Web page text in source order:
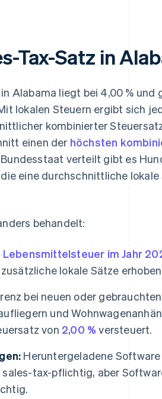
Tax-Satz in
Alabama liegt bei 4,00 % und
lokalen Steuern ergibt sich
kombinierter
einen der höchsten
verteilt gibt es
eine durchschnittliche lokale
behandelt:
Lebensmittelsteuer im Jahr
lokale Sätze
bei neuen oder gebrauchten
und
von 2,00 % versteuert.
Heruntergeladene
tax-pflichtig, aber